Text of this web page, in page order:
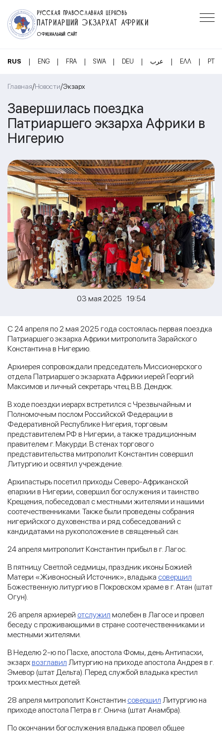
РУССКАЯ ПРАВОСЛАВНАЯ ЦЕРКОВЬ
ПАТРИАРШИЙ ЭКЗАРХАТ АФРИКИ
ОФИЦИАЛЬНЫЙ САЙТ
RUS | ENG | FRA | SWA | DEU | عرب | ΕΛΛ | PT
Главная/Новости/Экзарх
Завершилась поездка
Патриаршего экзарха Африки в
Нигерию
03 мая 2025 19:54
С 24 апреля по 2 мая 2025 года состоялась первая поездка
Патриаршего экзарха Африки митрополита Зарайского
Константина в Нигерию.
Архиерея сопровождали председатель Миссионерского
отдела Патриаршего экзархата Африки иерей Георгий
Максимов и личный секретарь чтец В.В. Дендюк.
В ходе поездки иерарх встретился с Чрезвычайным и
Полномочным послом Российской Федерации в
Федеративной Республике Нигерия, торговым
представителем РФ в Нигерии, а также традиционным
правителем г. Макурди. В стенах торгового
представительства митрополит Константин совершил
Литургию и освятил учреждение.
Архипастырь посетил приходы Северо-Африканской
епархии в Нигерии, совершил богослужения и таинство
Крещения, побеседовал с местными жителями и нашими
соотечественниками. Также были проведены собрания
нигерийского духовенства и ряд собеседований с
кандидатами на рукоположение в священный сан.
24 апреля митрополит Константин прибыл в г. Лагос.
В пятницу Светлой седмицы, праздник иконы Божией
Матери «Живоносный Источник», владыка совершил
Божественную литургию в Покровском храме в г. Атан (штат
Огун).
26 апреля архиерей отслужил молебен в Лагосе и провел
беседу с проживающими в стране соотечественниками и
местными жителями.
В Неделю 2-ю по Пасхе, апостола Фомы, день Антипасхи,
экзарх возглавил Литургию на приходе апостола Андрея в г.
Эмевор (штат Дельта). Перед службой владыка крестил
троих местных детей.
28 апреля митрополит Константин совершил Литургию на
приходе апостола Петра в г. Онича (штат Анамбра).
По окончании богослужения владыка провел общее